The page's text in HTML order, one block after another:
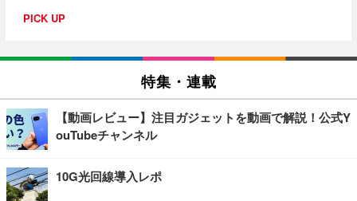
PICK UP
特集・連載
【動画レビュー】注目ガジェットを動画で解説！公式Y
ouTubeチャンネル
10G光回線導入レポ